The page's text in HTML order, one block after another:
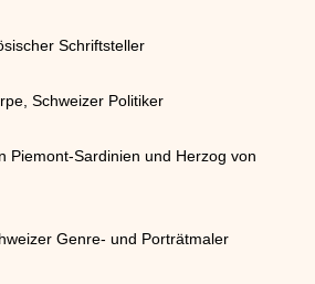
Schriftsteller
Schweizer Politiker
Piemont-Sardinien und Herzog von
Genre- und Porträtmaler